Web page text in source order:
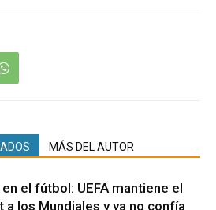
MÁS DEL AUTOR
el fútbol: UEFA mantiene el
a los Mundiales y ya no confía